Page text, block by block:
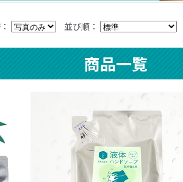
並び順：
商品一覧